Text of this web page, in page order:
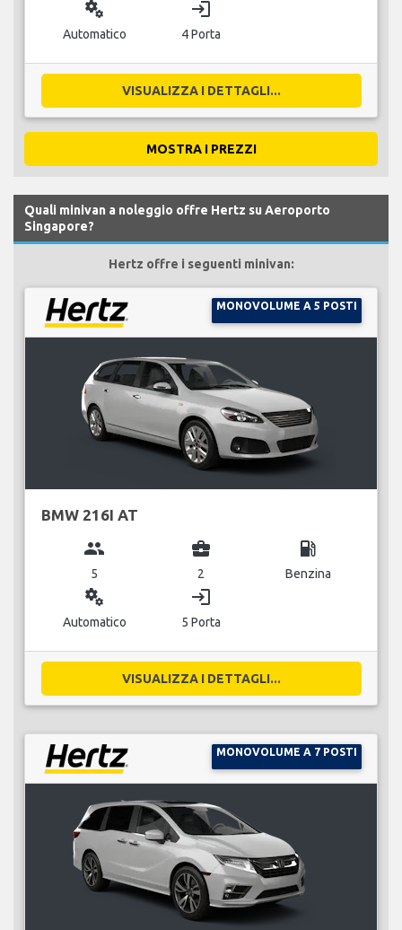
miscellaneous_services
Automatico
login
4 Porta
VISUALIZZA I DETTAGLI...
MOSTRA I PREZZI
Quali minivan a noleggio offre Hertz su Aeroporto
Singapore?
Hertz offre i seguenti minivan:
MONOVOLUME A 5 POSTI
BMW 216I AT
group
5
business_center
2
local_gas_station
Benzina
miscellaneous_services
Automatico
login
5 Porta
VISUALIZZA I DETTAGLI...
MONOVOLUME A 7 POSTI